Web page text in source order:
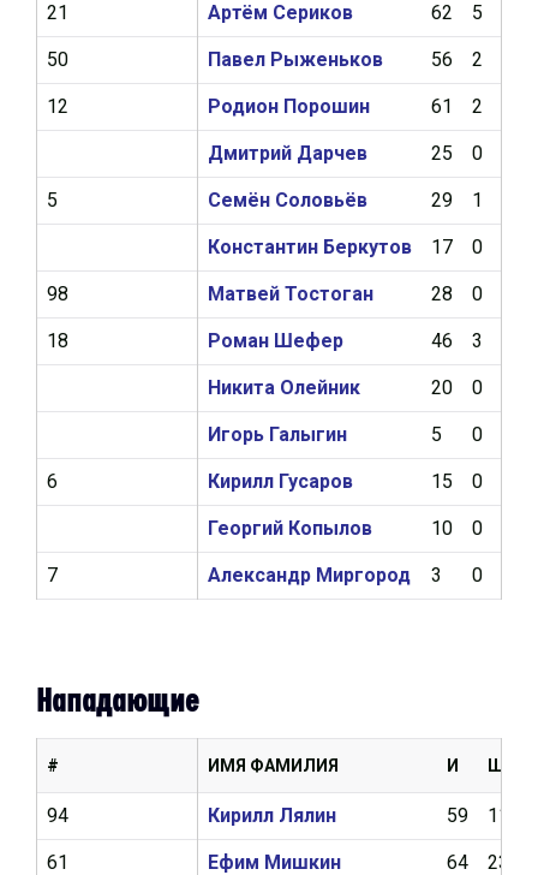
Артём Сериков 62 5
Павел Рыженьков 56 2
Родион Порошин 61 2
Дмитрий Дарчев 25 0
Семён Соловьёв 29 1
Константин Беркутов 17 0
Матвей Тостоган 28 0
Роман Шефер 46 3
Никита Олейник 20 0
Игорь Галыгин 5 0
Кирилл Гусаров 15 0
Георгий Копылов 10 0
Александр Миргород 3 0
21
50
12
5
98
18
6
7
Нападающие
ИМЯ ФАМИЛИЯ И Ш
Кирилл Лялин 59 11
Ефим Мишкин 64 23
#
94
61